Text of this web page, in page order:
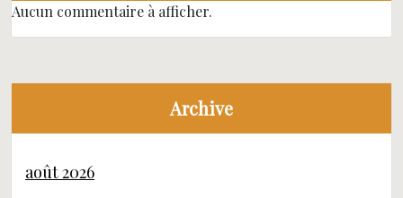
Aucun commentaire à afficher.
Archive
août 2026